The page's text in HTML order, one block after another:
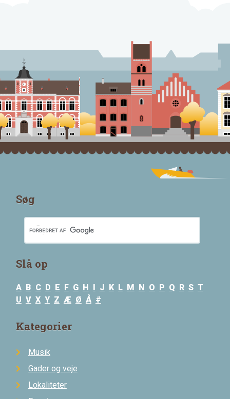
Søg
Slå op
A B C D E F G H I J K L M N O P Q R S T
U V X Y Z Æ Ø Å #
Kategorier
Musik
Gader og veje
Lokaliteter